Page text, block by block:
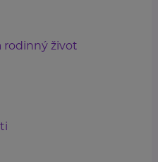
rodinný život